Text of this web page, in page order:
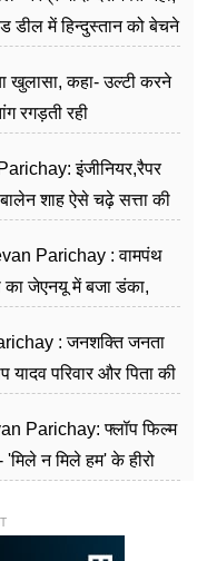
डील में हिन्दुस्तान को बेचने
खुलासा, कहा- उल्टी करने
रगड़ती रही
इंजीनियर,रैपर
शाह ऐसे चढ़े सत्ता की
Parichay : वामपंथ
का जेएनयू में बजा डंका,
: जनशक्ति जनता
परिवार और पिता की
Parichay: फ्लॉप फिल्म
न मिले हम' के हीरो